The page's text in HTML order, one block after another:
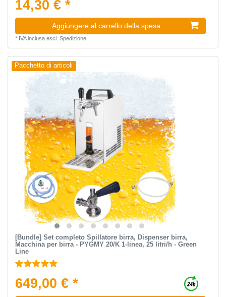
14,30 € *
Aggiungere al carrello della spesa
* IVA inclusaescl. Spedizione
Pacchetto di articoli
[Bundle] Set completo Spillatore birra, Dispenser birra,
Macchina per birra - PYGMY 20/K 1-linea, 25 litri/h - Green
Line
649,00 € *